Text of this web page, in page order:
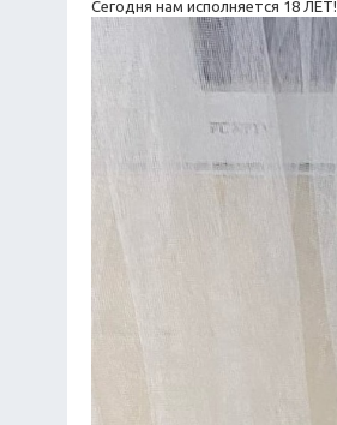
Сегодня нам исполняется 18 ЛЕТ!